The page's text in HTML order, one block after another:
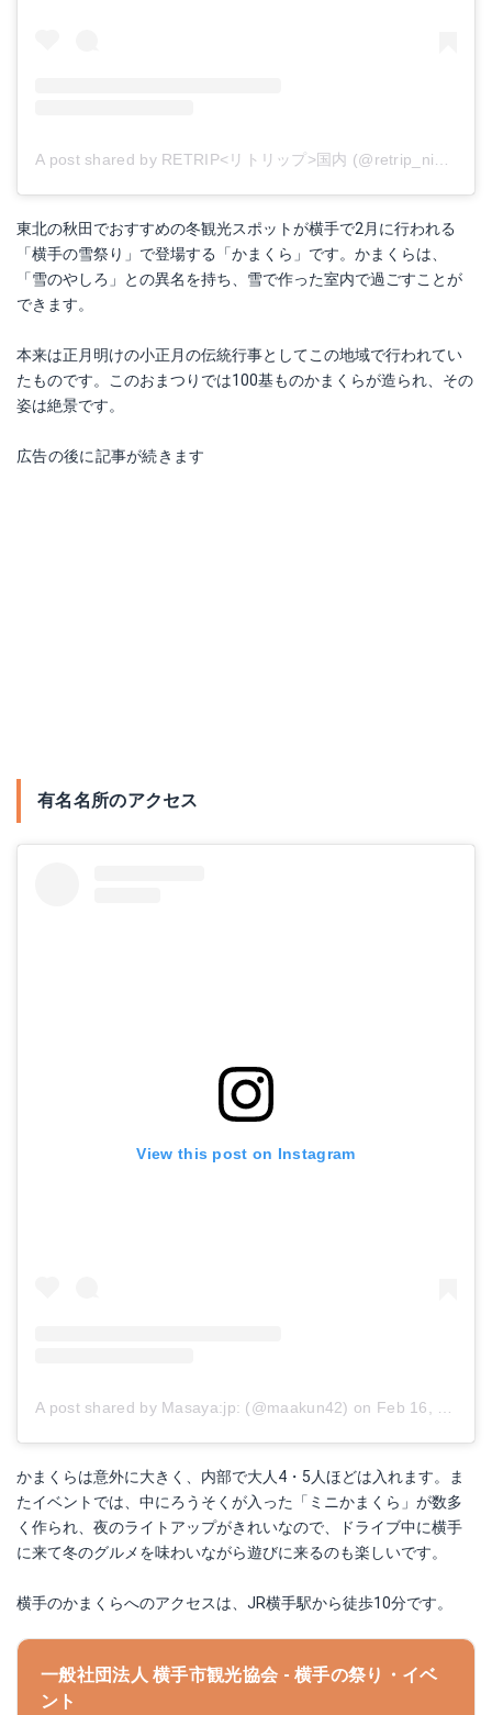
A post shared by RETRIP<リトリップ>国内 (@retrip_nippon)
東北の秋田でおすすめの冬観光スポットが横手で2月に行われる
「横手の雪祭り」で登場する「かまくら」です。かまくらは、
「雪のやしろ」との異名を持ち、雪で作った室内で過ごすことが
できます。
本来は正月明けの小正月の伝統行事としてこの地域で行われてい
たものです。このおまつりでは100基ものかまくらが造られ、その
姿は絶景です。
広告の後に記事が続きます
有名名所のアクセス
View this post on Instagram
A post shared by Masaya:jp: (@maakun42) on Feb 16, 2018 at 3:00pm PST
かまくらは意外に大きく、内部で大人4・5人ほどは入れます。ま
たイベントでは、中にろうそくが入った「ミニかまくら」が数多
く作られ、夜のライトアップがきれいなので、ドライブ中に横手
に来て冬のグルメを味わいながら遊びに来るのも楽しいです。
横手のかまくらへのアクセスは、JR横手駅から徒歩10分です。
一般社団法人 横手市観光協会 - 横手の祭り・イベ
ント